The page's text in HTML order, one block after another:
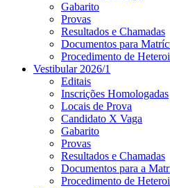
Gabarito
Provas
Resultados e Chamadas
Documentos para
Procedimento de
Vestibular 2026/1
Editais
Inscrições Homologadas
Locais de Prova
Candidato X Vaga
Gabarito
Provas
Resultados e Chamadas
Documentos para a
Procedimento de